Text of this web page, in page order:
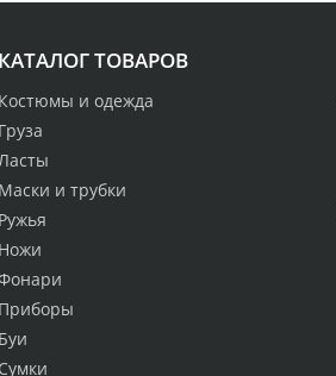
КАТАЛОГ ТОВАРОВ
Костюмы и одежда
Груза
Маски и трубки
Ружья
Ножи
Приборы
Буи
Сумки